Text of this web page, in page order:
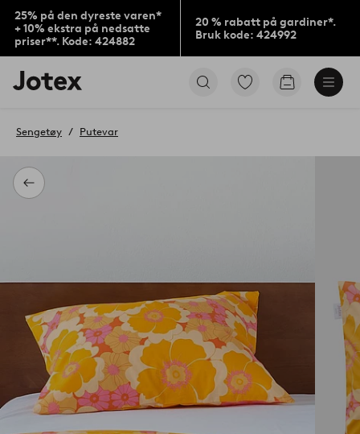
25% på den dyreste varen*
+ 10% ekstra på nedsatte
priser**. Kode: 424882
20 % rabatt på gardiner*.
Bruk kode: 424992
Jotex’
logo
til
Gå
Gå
Tilbake
Sengetøy Putevar